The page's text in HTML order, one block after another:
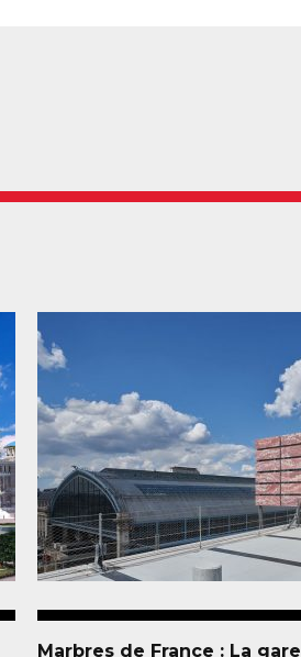
Marbres de France : La gare